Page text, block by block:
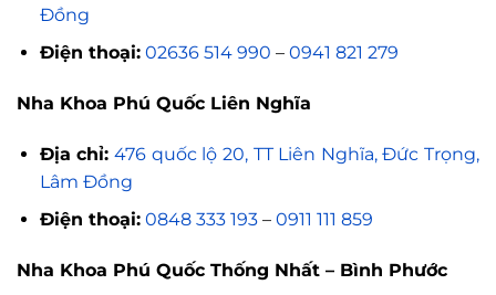
Đồng
Điện thoại: 02636 514 990 – 0941 821 279
Nha Khoa Phú Quốc Liên Nghĩa
Địa chỉ: 476 quốc lộ 20, TT Liên Nghĩa, Đức Trọng,
Lâm Đồng
Điện thoại: 0848 333 193– 0911 111 859
Nha Khoa Phú Quốc Thống Nhất – Bình Phước